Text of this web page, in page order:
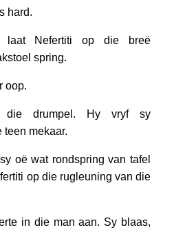
hard.
laat Nefertiti op die breë
spring.
oop.
drumpel. Hy vryf sy
mekaar.
oë wat rondspring van tafel
op die rugleuning van die
in die man aan. Sy blaas,